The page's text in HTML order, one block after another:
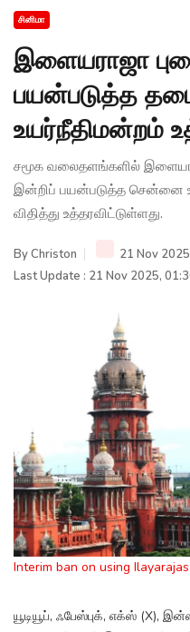
சினிமா
இளையராஜா
பயன்படுத்த
உயர்நீதிமன்றம்
சமூக வலைதளங்களில்
இன்றிப் பயன்படுத்த சென்னை
விதித்து உத்தரவிட்டுள்ளது.
ByChriston
21 Nov
Last Update : 21 Nov 2025,
Interim ban on using
யூடியூப், ஃபேஸ்புக், எக்ஸ் (X),